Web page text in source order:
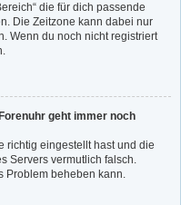
die für dich passende
Die Zeitzone kann dabei nur
Wenn du noch nicht registriert
geht immer noch
richtig eingestellt hast und die
Servers vermutlich falsch.
Problem beheben kann.